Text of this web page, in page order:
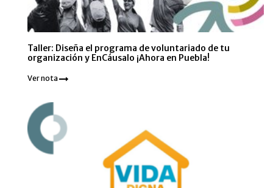
Taller: Diseña el programa de voluntariado de tu
organización y EnCáusalo ¡Ahora en Puebla!
Ver nota